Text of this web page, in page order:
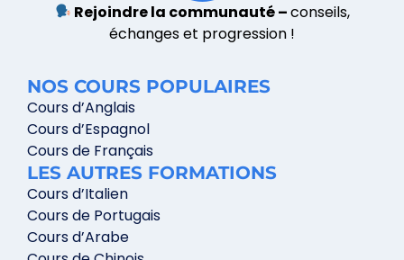
Rejoindre la communauté –conseils,
échanges et progression !
NOS COURS POPULAIRES
Cours d’Anglais
Cours d’Espagnol
Cours de Français
LES AUTRES FORMATIONS
Cours d’Italien
Cours de Portugais
Cours d’Arabe